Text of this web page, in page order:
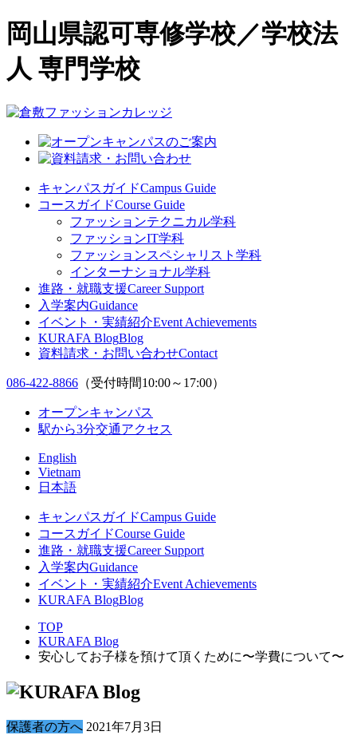
岡山県認可専修学校／学校法
人 専門学校
キャンパスガイドCampus Guide
コースガイドCourse Guide
ファッションテクニカル学科
ファッションIT学科
ファッションスペシャリスト学科
インターナショナル学科
進路・就職支援Career Support
入学案内Guidance
イベント・実績紹介Event Achievements
KURAFA BlogBlog
資料請求・お問い合わせContact
086-422-8866 （受付時間10:00～17:00）
オープンキャンパス
駅から3分交通アクセス
English
Vietnam
日本語
キャンパスガイドCampus Guide
コースガイドCourse Guide
進路・就職支援Career Support
入学案内Guidance
イベント・実績紹介Event Achievements
KURAFA BlogBlog
TOP
KURAFA Blog
安心してお子様を預けて頂くために〜学費について〜
保護者の方へ 2021年7月3日